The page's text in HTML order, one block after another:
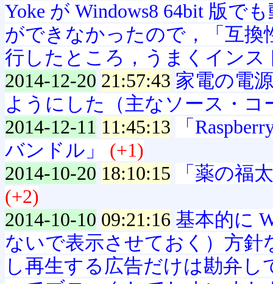
Yoke が Windows8 64bit 版で
ができなかったので，「互
行したところ，うまくイン
2014-12-20 21:57:43 家電の電
ようにした（主なソース・コ
2014-12-11 11:45:13
「
バンドル」
(+1)
2014-10-20 18:10:15
「薬の福
(+2)
2014-10-10 09:21:16 基本的に
ないで表示させておく）方針
し再生する広告だけは勘弁し